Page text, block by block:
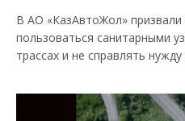
В АО «КазАвтоЖол»
пользоваться санитарными
трассах и не справлять